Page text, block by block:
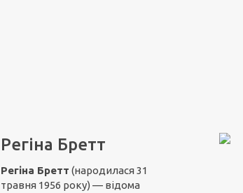
Регіна Бретт
Регіна Бретт (народилася 31
травня 1956 року) — відома